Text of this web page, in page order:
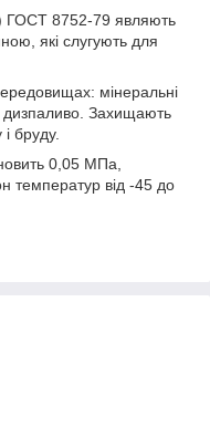
ГОСТ 8752-79 являють
які слугують для
мінеральні
дизпаливо. Захищають
бруду.
0,05 МПа,
температур від -45 до